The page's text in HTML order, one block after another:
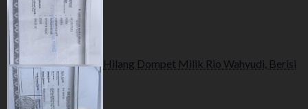
Hilang Dompet Milik Rio Wahyudi, Berisi